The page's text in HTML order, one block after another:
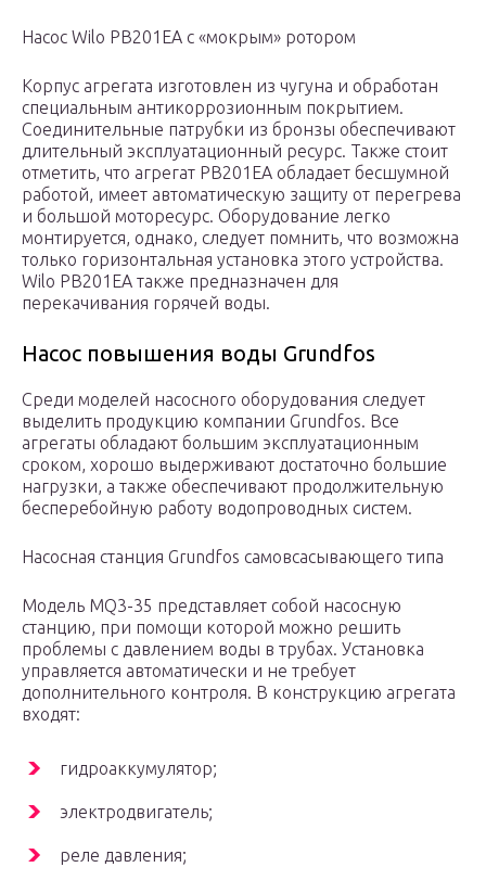
Насос Wilo PB201EA c «мокрым» ротором
Корпус агрегата изготовлен из чугуна и обработан
специальным антикоррозионным покрытием.
Соединительные патрубки из бронзы обеспечивают
длительный эксплуатационный ресурс. Также стоит
отметить, что агрегат PB201EA обладает бесшумной
работой, имеет автоматическую защиту от перегрева
и большой моторесурс. Оборудование легко
монтируется, однако, следует помнить, что возможна
только горизонтальная установка этого устройства.
Wilo PB201EA также предназначен для
перекачивания горячей воды.
Насос повышения воды Grundfos
Среди моделей насосного оборудования следует
выделить продукцию компании Grundfos. Все
агрегаты обладают большим эксплуатационным
сроком, хорошо выдерживают достаточно большие
нагрузки, а также обеспечивают продолжительную
бесперебойную работу водопроводных систем.
Насосная станция Grundfos самовсасывающего типа
Модель MQ3-35 представляет собой насосную
станцию, при помощи которой можно решить
проблемы с давлением воды в трубах. Установка
управляется автоматически и не требует
дополнительного контроля. В конструкцию агрегата
входят:
гидроаккумулятор;
электродвигатель;
реле давления;